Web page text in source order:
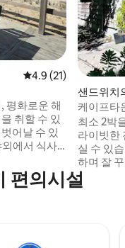
평점 4.9점(5점 만점),
4.9 (21)
평화로운 해
취할 수 있
어날 수 있
에서 식사
을 취할 수
전원주택에
는 넉넉한
샌드위치
케이프타
최소 2박
라이빗한
실 수 있
하며 잘
치 빌리지
카페까지
인, 스파
편의시설